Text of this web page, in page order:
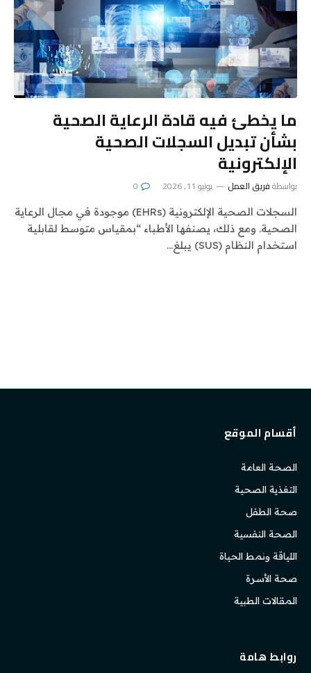
ما يخطئ فيه قادة الرعاية الصحية
بشأن تبديل السجلات الصحية
الإلكترونية
بواسطةفريق العمل يونيو 11, 2026 0
السجلات الصحية الإلكترونية (EHRs) موجودة في مجال الرعاية
الصحية. ومع ذلك، يصنفها الأطباء “بمقياس متوسط ​​لقابلية
استخدام النظام (SUS) يبلغ…
أقسام الموقع
الصحة العامة
التغذية الصحية
صحة الطفل
الصحة النفسية
اللياقة ونمط الحياة
صحة الأسرة
المقالات الطبية
روابط هامة